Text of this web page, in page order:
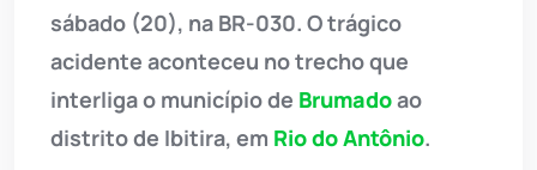
sábado (20), na BR-030. O trágico
acidente aconteceu no trecho que
interliga o município de Brumadoao
distrito de Ibitira, em Rio do Antônio.